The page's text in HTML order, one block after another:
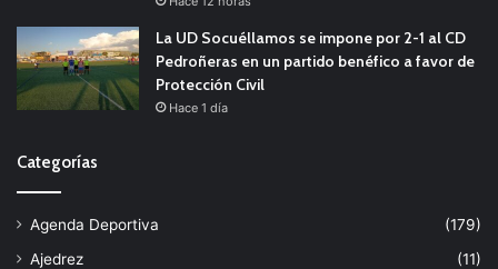
La UD Socuéllamos se impone por 2-1 al CD
Pedroñeras en un partido benéfico a favor de
Protección Civil
Hace 1 día
Categorías
Agenda Deportiva
(179)
Ajedrez
(11)